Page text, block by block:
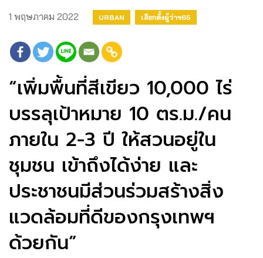
1 พฤษภาคม 2022 URBAN เลือกตั้งผู้ว่าฯ65
“เพิ่มพื้นที่สีเขียว 10,000 ไร่
บรรลุเป้าหมาย 10 ตร.ม./คน
ภายใน 2-3 ปี ให้สวนอยู่ใน
ชุมชน เข้าถึงได้ง่าย และ
ประชาชนมีส่วนร่วมสร้างสิ่ง
แวดล้อมที่ดีของกรุงเทพฯ
ด้วยกัน”